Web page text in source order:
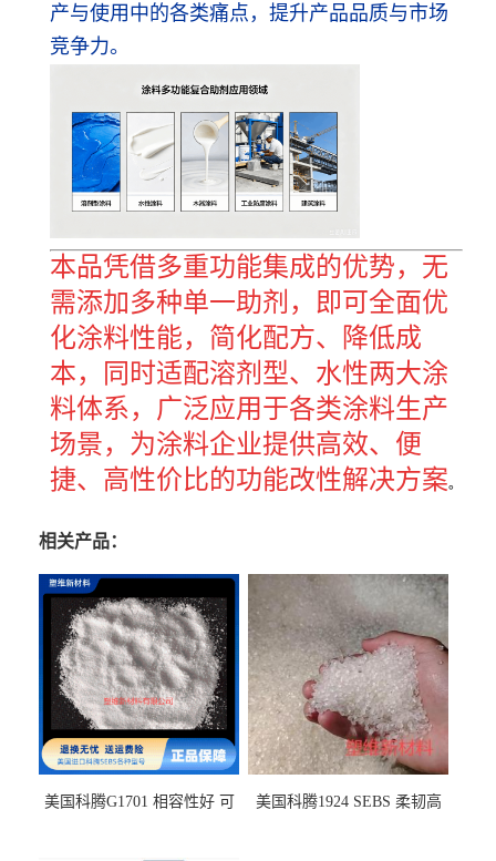
产与使用中的各类痛点，提升产品品质与市场
竞争力。
本品凭借多重功能集成的优势，无
需添加多种单一助剂，即可全面优
化涂料性能，简化配方、降低成
本，同时适配溶剂型、水性两大涂
料体系，广泛应用于各类涂料生产
场景，为涂料企业提供高效、便
捷、高性价比的功能改性解决方案。
相关产品：
美国科腾G1701 相容性好 可
美国科腾1924 SEBS 柔韧高